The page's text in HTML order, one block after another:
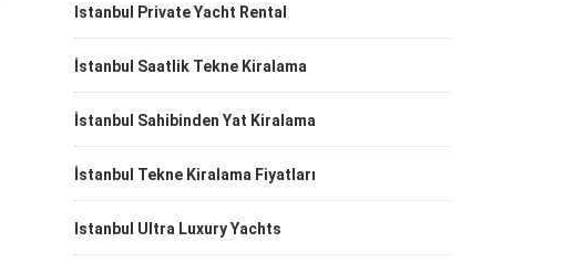
Istanbul Private Yacht Rental
İstanbul Saatlik Tekne Kiralama
İstanbul Sahibinden Yat Kiralama
İstanbul Tekne Kiralama Fiyatları
Istanbul Ultra Luxury Yachts